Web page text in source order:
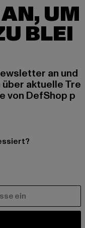
UM
BLEI
an und
aktuelle Tre
von DefShop p